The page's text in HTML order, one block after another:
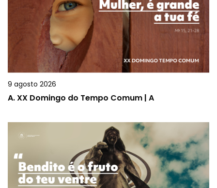
9 agosto 2026
A.XX Domingo do Tempo Comum | A